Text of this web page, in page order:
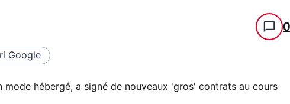
0
Google
mode hébergé, a signé de nouveaux 'gros' contrats au cours